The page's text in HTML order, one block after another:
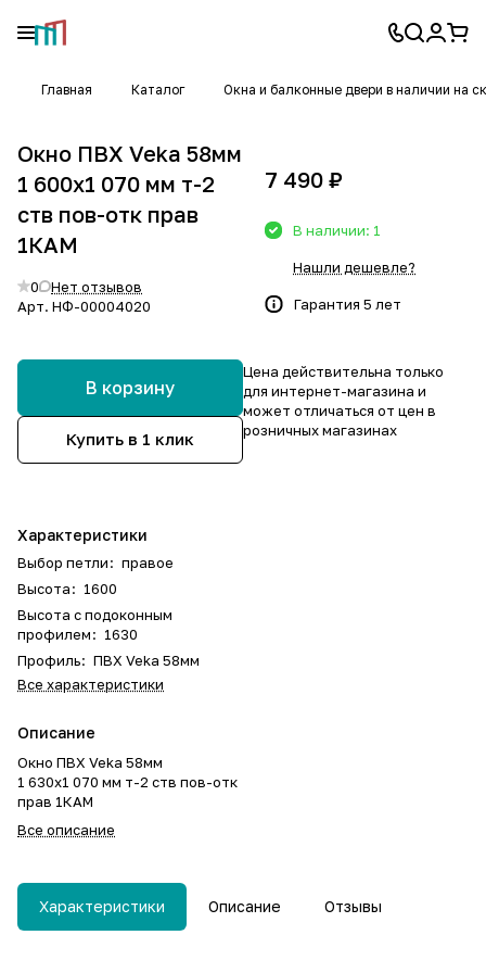
Главная Каталог Окна и балконные двери в наличии на
Окно ПВХ Veka 58мм
1 600х1 070 мм т-2
ств пов-отк прав
1КАМ
0
Нет отзывов
Арт. НФ-00004020
В корзину
Купить в 1 клик
Характеристики
Выбор петли: правое
Высота: 1600
Высота с подоконным
профилем: 1630
Профиль: ПВХ Veka 58мм
Все характеристики
Описание
Окно ПВХ Veka 58мм
1 630х1 070 мм т-2 ств пов-отк
прав 1КАМ
Все описание
7 490 ₽
В наличии: 1
Нашли дешевле?
Гарантия 5 лет
Цена действительна только
для интернет-магазина и
может отличаться от цен в
розничных магазинах
Характеристики Описание Отзывы